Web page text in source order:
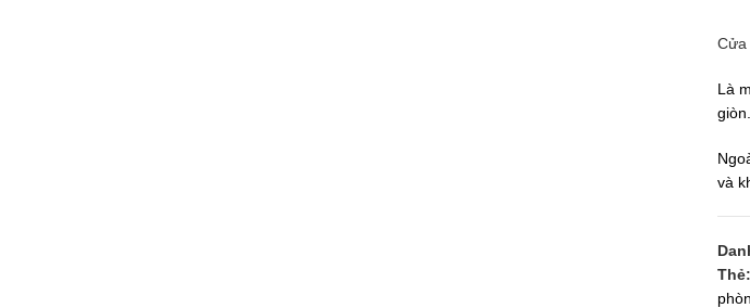
Cửa
Là
giòn.
và
Thẻ: